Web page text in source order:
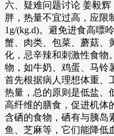
六、疑难问题讨论 姜毅
胖，热量不宜过高，应限
1g/(kg.d)。避免进食高嘌
蟹、肉类、包菜、蘑菇、
化，忌辛辣和刺激性食物
物，如牛奶、鸡蛋、马铃
首先根据病人理想体重、
热量，总的原则是低盐、
高纤维的膳食，促进机体
含硒的食物，硒有与胰岛
鱼、芝麻等，它们能降低